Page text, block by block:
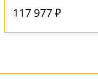
117 977 ₽